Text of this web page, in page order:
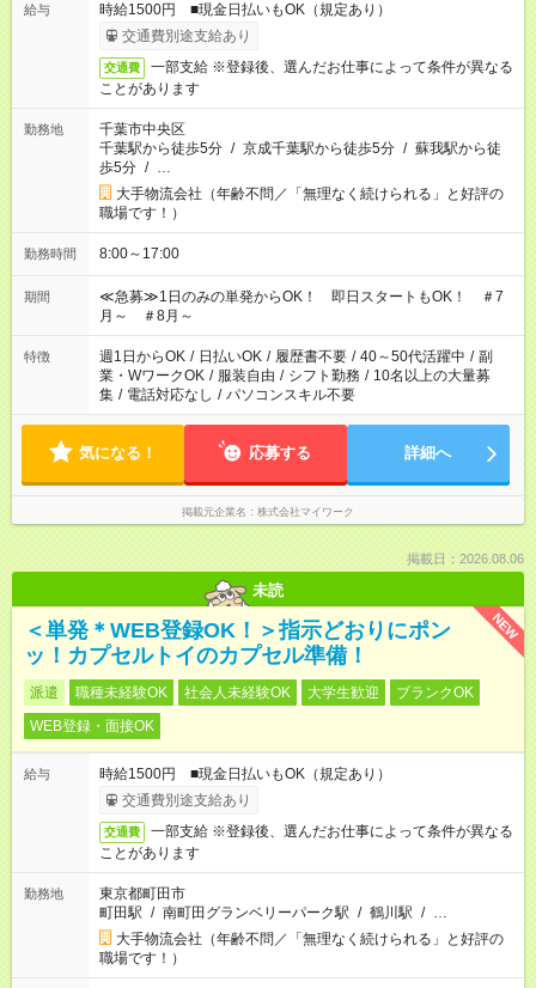
給与
時給1500円 ■現金日払いもOK（規定あり）
交通費別途支給あり
交通費
一部支給 ※登録後、選んだお仕事によって条件が異なる
ことがあります
勤務地
千葉市中央区
千葉駅から徒歩5分 / 京成千葉駅から徒歩5分 / 蘇我駅から徒
歩5分 / …
大手物流会社（年齢不問／「無理なく続けられる」と好評の
職場です！）
勤務時間 8:00～17:00
期間
≪急募≫1日のみの単発からOK！ 即日スタートもOK！ ＃7
月～ ＃8月～
特徴 週1日からOK / 日払いOK / 履歴書不要 / 40～50代活躍中 / 副
業・WワークOK / 服装自由 / シフト勤務 / 10名以上の大量募
集 / 電話対応なし / パソコンスキル不要
気になる！ 応募する 詳細へ
掲載元企業名 株式会社マイワーク
掲載日：2026.08.06
未読
NEW
＜単発＊WEB登録OK！＞指示どおりにポン
ッ！カプセルトイのカプセル準備！
派遣 職種未経験OK 社会人未経験OK 大学生歓迎
ブランクOK
WEB登録・面接OK
給与
時給1500円 ■現金日払いもOK（規定あり）
交通費別途支給あり
交通費
一部支給 ※登録後、選んだお仕事によって条件が異なる
ことがあります
勤務地
東京都町田市
町田駅 / 南町田グランベリーパーク駅 / 鶴川駅 / …
大手物流会社（年齢不問／「無理なく続けられる」と好評の
職場です！）